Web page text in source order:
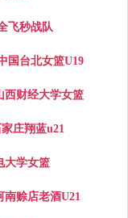
飞秒战队
国台北女篮U19
西财经大学女篮
庄翔蓝u21
大学女篮
南赊店老酒U21